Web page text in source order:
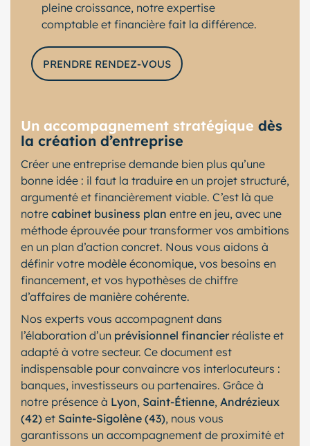
pleine croissance, notre expertise
comptable et financière fait la différence.
PRENDRE RENDEZ-VOUS
Un accompagnement stratégique dès
la création d’entreprise
Créer une entreprise demande bien plus qu’une
bonne idée : il faut la traduire en un projet structuré,
argumenté et financièrement viable. C’est là que
notre cabinet business plan entre en jeu, avec une
méthode éprouvée pour transformer vos ambitions
en un plan d’action concret. Nous vous aidons à
définir votre modèle économique, vos besoins en
financement, et vos hypothèses de chiffre
d’affaires de manière cohérente.
Nos experts vous accompagnent dans
l’élaboration d’un prévisionnel financier réaliste et
adapté à votre secteur. Ce document est
indispensable pour convaincre vos interlocuteurs :
banques, investisseurs ou partenaires. Grâce à
notre présence à Lyon, Saint-Étienne, Andrézieux
(42) et Sainte-Sigolène (43), nous vous
garantissons un accompagnement de proximité et